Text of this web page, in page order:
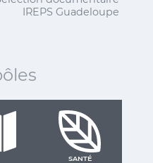
IREPS Guadeloupe
SANTÉ